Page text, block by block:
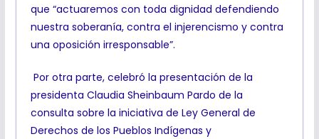
que “actuaremos con toda dignidad defendiendo
nuestra soberanía, contra el injerencismo y contra
una oposición irresponsable”.
Por otra parte, celebró la presentación de la
presidenta Claudia Sheinbaum Pardo de la
consulta sobre la iniciativa de Ley General de
Derechos de los Pueblos Indígenas y